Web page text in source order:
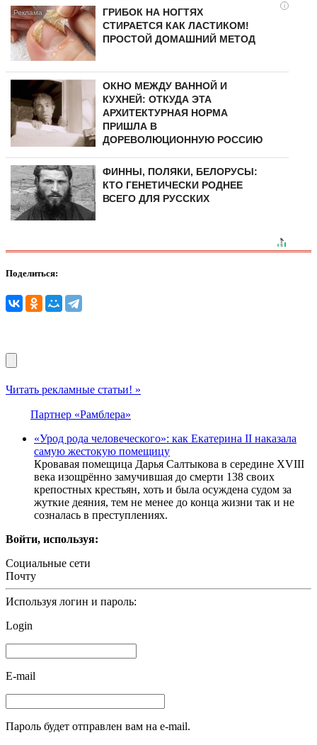
i
ГРИБОК НА НОГТЯХ
СТИРАЕТСЯ КАК ЛАСТИКОМ!
ПРОСТОЙ ДОМАШНИЙ МЕТОД
ОКНО МЕЖДУ ВАННОЙ И
КУХНЕЙ: ОТКУДА ЭТА
АРХИТЕКТУРНАЯ НОРМА
ПРИШЛА В
ДОРЕВОЛЮЦИОННУЮ РОССИЮ
ФИННЫ, ПОЛЯКИ, БЕЛОРУСЫ:
КТО ГЕНЕТИЧЕСКИ РОДНЕЕ
ВСЕГО ДЛЯ РУССКИХ
Поделиться:
Читать рекламные статьи! »
Партнер «Рамблера»
«Урод рода человеческого»: как Екатерина II наказала
самую жестокую помещицу
Кровавая помещица Дарья Салтыкова в середине XVIII
века изощрённо замучившая до смерти 138 своих
крепостных крестьян, хоть и была осуждена судом за
жуткие деяния, тем не менее до конца жизни так и не
созналась в преступлениях.
Войти, используя:
Социальные сети
Почту
Используя логин и пароль:
Login
E-mail
Пароль будет отправлен вам на e-mail.